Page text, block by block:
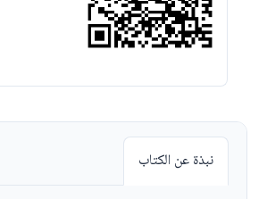
نبذة عن الكتاب